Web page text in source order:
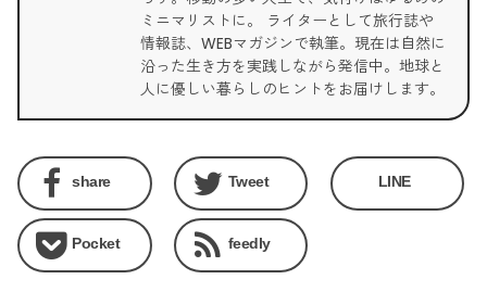
ミニマリストに。 ライターとして旅行誌や
情報誌、WEBマガジンで執筆。現在は自然に
沿った生き方を実践しながら発信中。地球と
人に優しい暮らしのヒントをお届けします。
share Tweet LINE
Pocket feedly